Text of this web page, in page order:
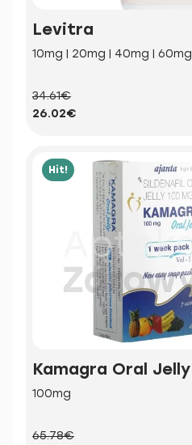
Levitra
10mg | 20mg | 40mg | 60mg
34.61€
26.02€
Hit!
Kamagra Oral Jelly
100mg
65.78€